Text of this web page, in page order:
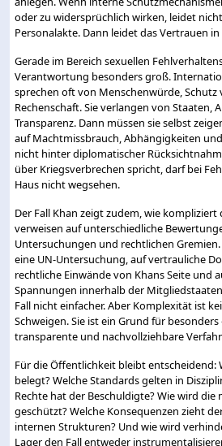
oder zu widersprüchlich wirken, leidet
Personalakte. Dann leidet das Vertrauen
Gerade im Bereich sexuellen
Verantwortung besonders groß.
sprechen oft von Menschenwürde, Schutz
Rechenschaft. Sie verlangen von Staaten,
Transparenz. Dann müssen sie selbst
auf Machtmissbrauch, Abhängigkeiten
nicht hinter diplomatischer
über Kriegsverbrechen spricht, darf bei
Haus nicht wegsehen.
Der Fall Khan zeigt zudem, wie kompliziert
verweisen auf unterschiedliche
Untersuchungen und rechtlichen
eine UN-Untersuchung, auf vertrauliche
rechtliche Einwände von Khans Seite und
Spannungen innerhalb der
Fall nicht einfacher. Aber Komplexität ist
Schweigen. Sie ist ein Grund für
transparente und nachvollziehbare
Für die Öffentlichkeit bleibt entscheidend:
belegt? Welche Standards gelten in
Rechte hat der Beschuldigte? Wie wird
geschützt? Welche Konsequenzen zieht
internen Strukturen? Und wie wird
Lager den Fall entweder